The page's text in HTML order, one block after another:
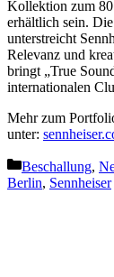
Kollektion zum
erhältlich sein.
unterstreicht
Relevanz und
bringt „True
internationalen
Mehr zum
unter:
Kategorien
Beschallung,
Berlin, Sennheiser